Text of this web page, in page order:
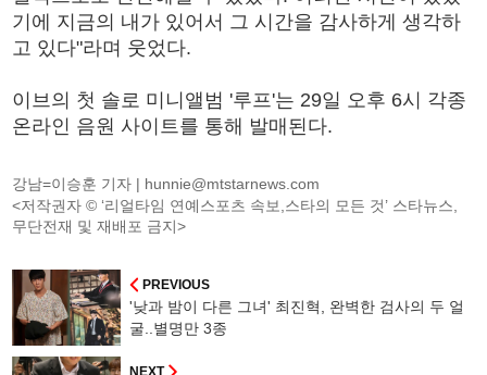
기에 지금의 내가 있어서 그 시간을 감사하게 생각하
고 있다"라며 웃었다.
이브의 첫 솔로 미니앨범 '루프'는 29일 오후 6시 각종
온라인 음원 사이트를 통해 발매된다.
강남=이승훈 기자 | hunnie@mtstarnews.com
<저작권자 © ‘리얼타임 연예스포츠 속보,스타의 모든 것’ 스타뉴스,
무단전재 및 재배포 금지>
PREVIOUS
'낮과 밤이 다른 그녀' 최진혁, 완벽한 검사의 두 얼
굴..별명만 3종
NEXT